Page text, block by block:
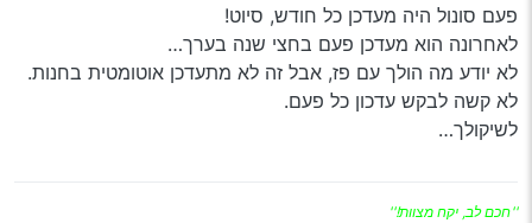
פעם סונול היה מעדכן כל חודש, סיוט!
לאחרונה הוא מעדכן פעם בחצי שנה בערך…
לא יודע מה הולך עם פז, אבל זה לא מתעדכן אוטומטית בחנות.
לא קשה לבקש עדכון כל פעם.
לשיקולך…
''חכם לב, יקח מצוות!''